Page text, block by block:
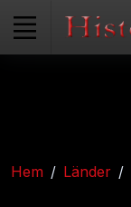
Hem Länder